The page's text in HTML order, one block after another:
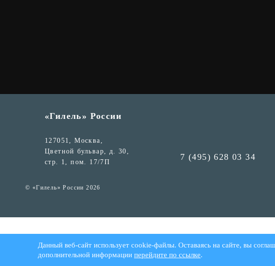
«Гилель» России
127051, Москва,
Цветной бульвар, д. 30,
стр. 1, пом. 17/7П
© «Гилель» России 2026
7 (495) 628 03 34
Данный веб-сайт использует cookie-файлы. Оставаясь на сайте, вы
дополнительной информации перейдите по ссылке.